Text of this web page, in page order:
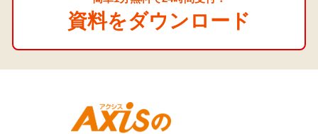
資料をダウンロード